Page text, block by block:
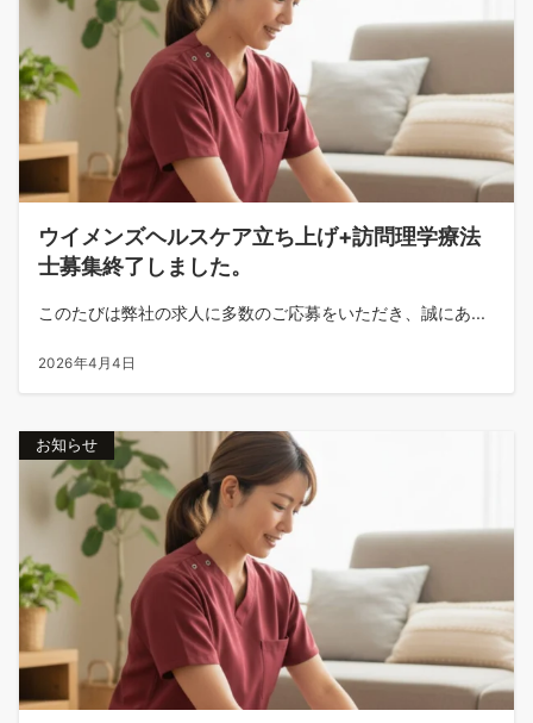
ウイメンズヘルスケア立ち上げ+訪問理学療法
士募集終了しました。
このたびは弊社の求人に多数のご応募をいただき、誠にあ...
2026年4月4日
お知らせ